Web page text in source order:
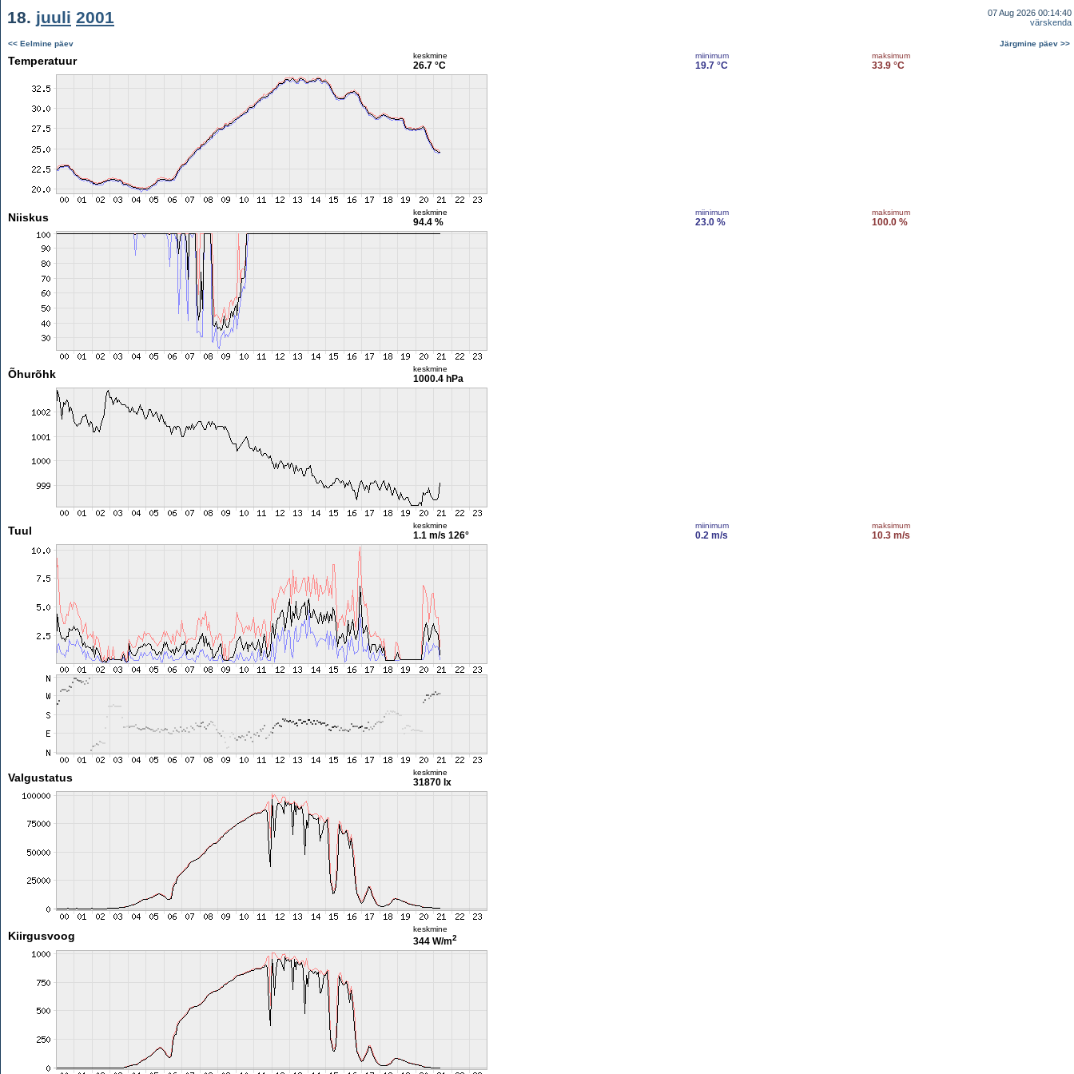
18. juuli 2001
07 Aug 2026 00:14:40
värskenda
<< Eelmine päev Järgmine päev >>
Temperatuur keskmine
26.7 °C
miinimum
19.7 °C
maksimum
33.9 °C
Niiskus keskmine
94.4 %
miinimum
23.0 %
maksimum
100.0 %
Õhurõhk keskmine
1000.4 hPa
Tuul keskmine
1.1 m/s 126°
miinimum
0.2 m/s
maksimum
10.3 m/s
Valgustatus keskmine
31870 lx
Kiirgusvoog
keskmine
344 W/m2